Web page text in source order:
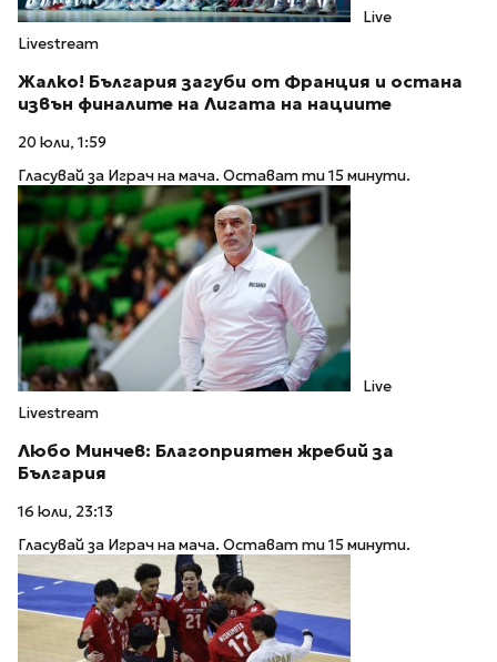
Live
Livestream
Жалко! България загуби от Франция и остана
извън финалите на Лигата на нациите
20 юли, 1:59
Гласувай за Играч на мача. Остават ти 15 минути.
Live
Livestream
Любо Минчев: Благоприятен жребий за
България
16 юли, 23:13
Гласувай за Играч на мача. Остават ти 15 минути.